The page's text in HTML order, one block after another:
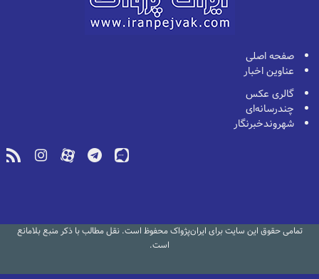
صفحه اصلی
عناوین اخبار
گالری عکس
چندرسانه‌ای
شهروندخبرنگار
تمامی حقوق این سایت برای ایران‌پژواک محفوظ است. نقل مطالب با ذکر منبع بلامانع
است.